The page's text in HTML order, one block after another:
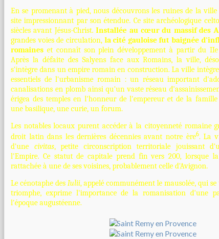
En se promenant à pied, nous découvrons les ruines de la
site impressionnant par son étendue. Ce site archéologique
siècles avant Jésus-Christ.Installée au cœur du massif des
grandes voies de circulation, la cité gauloise fut baignée
romaines et connaît son plein développement à partir du
Après la défaite des Salyens face aux Romains, la ville,
s'intègre dans un empire romain en construction. La ville
essentiels de l'urbanisme romain : un réseau important
canalisations en plomb ainsi qu'un vaste réseau
érigea des temples en l'honneur de l'empereur et de la famille
une basilique, une curie, un forum.
Les notables locaux purent accéder à la citoyenneté romaine
droit latin dans les dernières décennies avant notre ère6. La
d'une civitas, petite circonscription territoriale jouissant
l'Empire. Ce statut de capitale prend fin vers 200, lorsque
rattachée à une de ses voisines, probablement celle d'Avignon.
Le cénotaphe des Iulii, appelé communément le mausolée, qui
triomphe, exprime l'importance de la romanisation d'une
l'époque augustéenne.